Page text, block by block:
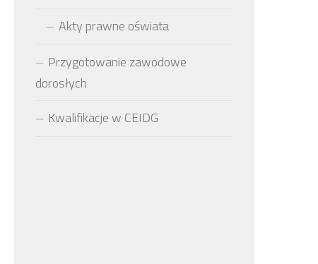
Akty prawne oświata
Przygotowanie zawodowe
dorosłych
Kwalifikacje w CEIDG